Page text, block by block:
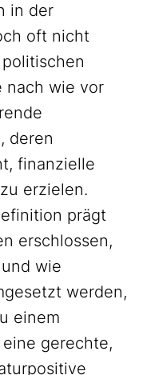
in der
oft nicht
nach wie vor
deren
finanzielle
erzielen.
prägt
erschlossen,
wie
werden,
einem
gerechte,